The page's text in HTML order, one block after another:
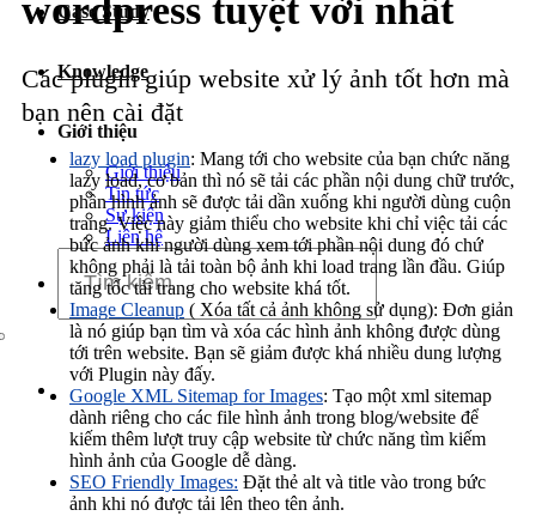
Dịch vụ chăm sóc website
Case Study
Knowledge
Giới thiệu
Giới thiệu
Tin tức
Sự kiện
Liên hệ
wordpress tuyệt vời nhất
Các plugin giúp website xử lý ảnh tốt hơn mà
bạn nên cài đặt
lazy load plugin: Mang tới cho website của bạn chức năng
lazy load, cơ bản thì nó sẽ tải các phần nội dung chữ trước,
phần hình ảnh sẽ được tải dần xuống khi người dùng cuộn
trang. Việc này giảm thiểu cho website khi chỉ việc tải các
bức ảnh khi người dùng xem tới phần nội dung đó chứ
không phải là tải toàn bộ ảnh khi load trang lần đầu. Giúp
tăng tốc tải trang cho website khá tốt.
Image Cleanup ( Xóa tất cả ảnh không sử dụng): Đơn giản
là nó giúp bạn tìm và xóa các hình ảnh không được dùng
tới trên website. Bạn sẽ giảm được khá nhiều dung lượng
với Plugin này đấy.
Google XML Sitemap for Images: Tạo một xml sitemap
dành riêng cho các file hình ảnh trong blog/website để
kiếm thêm lượt truy cập website từ chức năng tìm kiếm
hình ảnh của Google dễ dàng.
SEO Friendly Images: Đặt thẻ alt và title vào trong bức
ảnh khi nó được tải lên theo tên ảnh.